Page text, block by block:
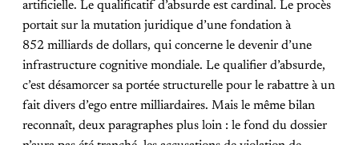
artificielle. Le qualificatif d’absurde est cardinal. Le procès
portait sur la mutation juridique d’une fondation à
852 milliards de dollars, qui concerne le devenir d’une
infrastructure cognitive mondiale. Le qualifier d’absurde,
c’est désamorcer sa portée structurelle pour le rabattre à un
fait divers d’ego entre milliardaires. Mais le même bilan
reconnaît, deux paragraphes plus loin : le fond du dossier